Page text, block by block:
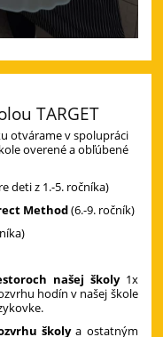
TARGET
otvárame v spolupráci
overené a obľúbené
deti z 1.-5. ročníka)
Method(6.-9. ročník)
našej školy 1x
hodín v našej škole
školya ostatným